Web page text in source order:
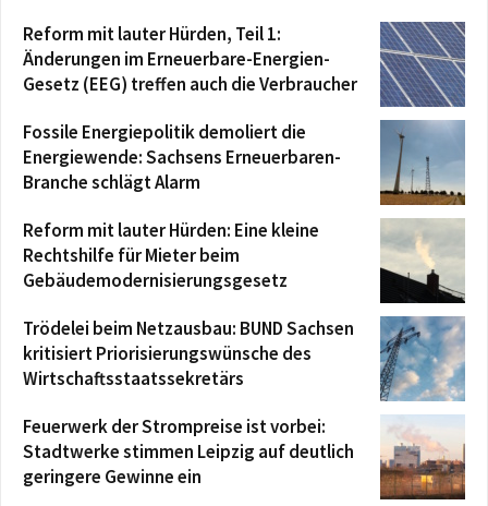
Reform mit lauter Hürden, Teil 1:
Änderungen im Erneuerbare-Energien-
Gesetz (EEG) treffen auch die Verbraucher
Fossile Energiepolitik demoliert die
Energiewende: Sachsens Erneuerbaren-
Branche schlägt Alarm
Reform mit lauter Hürden: Eine kleine
Rechtshilfe für Mieter beim
Gebäudemodernisierungsgesetz
Trödelei beim Netzausbau: BUND Sachsen
kritisiert Priorisierungswünsche des
Wirtschaftsstaatssekretärs
Feuerwerk der Strompreise ist vorbei:
Stadtwerke stimmen Leipzig auf deutlich
geringere Gewinne ein